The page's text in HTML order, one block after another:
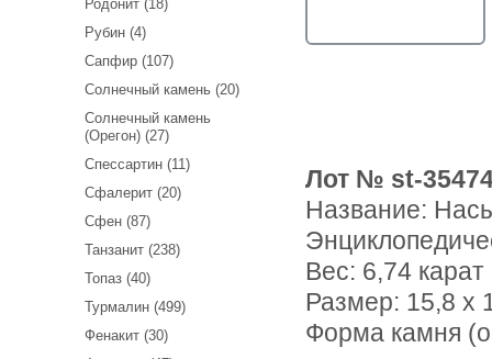
Родонит (18)
Рубин (4)
Сапфир (107)
Солнечный камень (20)
Солнечный камень
(Орегон) (27)
Спессартин (11)
Сфалерит (20)
Сфен (87)
Танзанит (238)
Топаз (40)
Турмалин (499)
Фенакит (30)
Лот № st-
Название:
Вес: 6,74 карат
Размер: 15,8 x
Форма камня